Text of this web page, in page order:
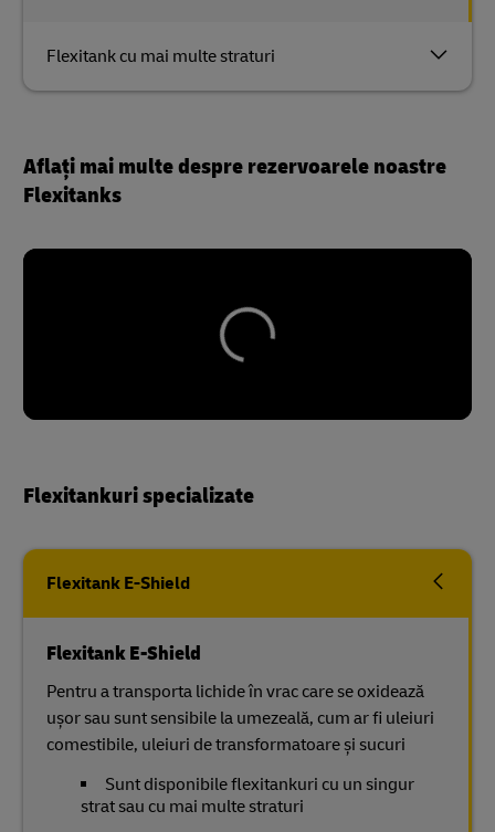
Flexitank cu mai multe straturi
Aflați mai multe despre rezervoarele noastre
Flexitanks
Flexitankuri specializate
Flexitank E-Shield
Flexitank E-Shield
Pentru a transporta lichide în vrac care se oxidează
ușor sau sunt sensibile la umezeală, cum ar fi uleiuri
comestibile, uleiuri de transformatoare și sucuri
Sunt disponibile flexitankuri cu un singur
strat sau cu mai multe straturi